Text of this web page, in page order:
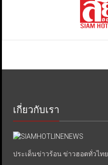
เกี่ยวกับเรา
ประเด็นข่าวร้อน ข่าวฮอตทั่วไทย.